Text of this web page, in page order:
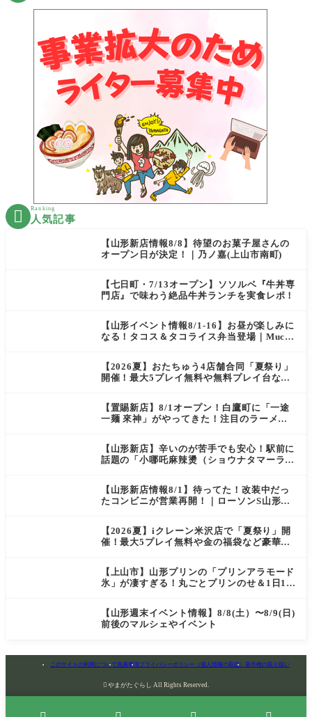
 Ranking
人気記事
【山形新店情報8/8】待望のお菓子屋さんの
オープン日が決定！｜乃ノ嘉(上山市南町)
【七日町・7/13オープン】ソソルベ『牛丼専
門店』で味わう絶品牛丼ランチを実食レポ！
【山形イベント情報8/1-16】お昼が楽しみに
なる！タコス＆タコライス弁当登場｜Mucha
【2026夏】おたちゅう4店舗合同「夏祭り」
開催！最大5プレイ無料や無料プレイ台など
田）
【置賜新店】8/1オープン！白鷹町に「一途
一麺 來神」がやってきた！注目のラーメン
【山形新店】辛いのが苦手でも安心！駅前に
話題の「小哪吒麻辣燙（ショウナタマーラー
【山形新店情報8/1】待ってた！改装中だっ
たコンビニが営業再開！｜ローソンS山形七
【2026夏】iクレーン米沢店で「夏祭り」開
催！最大5プレイ無料や金の福袋など豪華企
【上山市】山形プリンの「プリンアラモード
氷」が凄すぎる！丸ごとプリンのせ＆1日10
【山形週末イベント情報】8/8(土）〜8/9(日)
前後のマルシェやイベント
このサイトの利用について免責事項プライバシーポリシー（個人情報の取扱） 著作権の取り扱い
 やまがたぐらし All Rights Reserved.